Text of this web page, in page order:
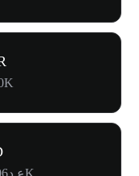
konversi 1 USOON ke ع.د154.06K